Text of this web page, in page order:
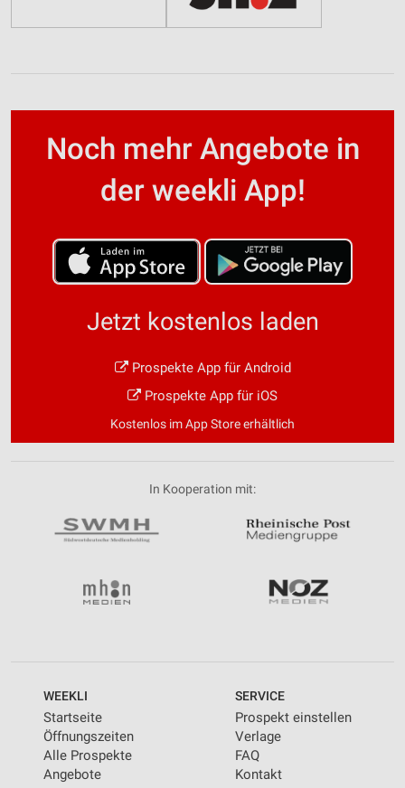
Noch mehr Angebote in
der weekli App!
Jetzt kostenlos laden
Prospekte App für Android
Prospekte App für iOS
Kostenlos im App Store erhältlich
In Kooperation mit:
WEEKLI
Startseite
Öffnungszeiten
Alle Prospekte
Angebote
SERVICE
Prospekt einstellen
Verlage
FAQ
Kontakt